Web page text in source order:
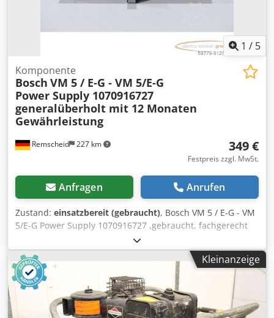
1 / 5
Remscheid 227 km
Komponente
Bosch VM 5 / E-G - VM 5/E-G
Power Supply 1070916727
generalüberholt mit 12 Monaten
Gewährleistung
349 €
Festpreis zzgl. MwSt.
Anfragen Anrufen
Zustand: einsatzbereit (gebraucht), Bosch VM 5 / E-G - VM
5/E-G Power Supply 1070916727 ,gebraucht, fachgerecht
komplett überholt und getestet mit 12 Monaten
Gewährleistung, 100% funktionsfähig, Lieferumfang gem.
Fotos Credpoi D Ug Hsfx Apdjf
Kleinanzeige